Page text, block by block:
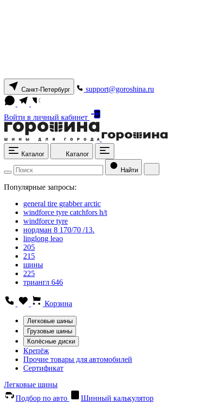
Санкт-Петербург support@goroshina.ru
Войти в личный кабинет
Каталог Каталог
Найти
Популярные запросы:
general tire grabber arctic
windforce tyre catchfors h/t
windforce tyre
нордман 8 170/70 /13.
linglong leao
205
215
шины
225
триангл 646
Корзина
Легковые шины
Грузовые шины
Колёсные диски
Крепёж
Прочие товары для автомобилей
Сертификат
Легковые шины
Подбор по авто
Шинный калькулятор